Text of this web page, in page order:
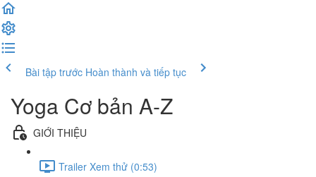
Bài tập trước Hoàn thành và tiếp tục
Yoga Cơ bản A-Z
GIỚI THIỆU
Trailer Xem thử (0:53)